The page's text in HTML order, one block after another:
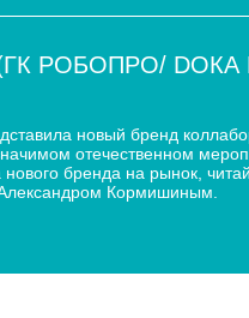
РОБОПРО/ DOКА
новый бренд
отечественном
нового бренда на рынок,
Кормишиным.